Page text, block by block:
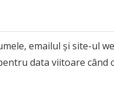
emailul și site-ul
data viitoare când